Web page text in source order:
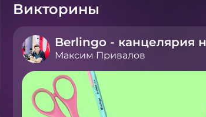
Викторины
Максим Привалов